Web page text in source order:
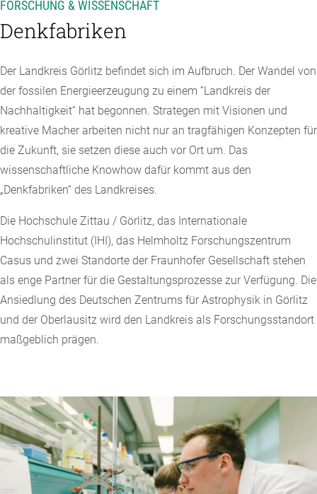
FORSCHUNG & WISSENSCHAFT
Denkfabriken
Der Landkreis Görlitz befindet sich im Aufbruch. Der Wandel von
der fossilen Energieerzeugung zu einem “Landkreis der
Nachhaltigkeit“ hat begonnen. Strategen mit Visionen und
kreative Macher arbeiten nicht nur an tragfähigen Konzepten für
die Zukunft, sie setzen diese auch vor Ort um. Das
wissenschaftliche Knowhow dafür kommt aus den
„Denkfabriken“ des Landkreises.
Die Hochschule Zittau / Görlitz, das Internationale
Hochschulinstitut (IHI), das Helmholtz Forschungszentrum
Casus und zwei Standorte der Fraunhofer Gesellschaft stehen
als enge Partner für die Gestaltungsprozesse zur Verfügung. Die
Ansiedlung des Deutschen Zentrums für Astrophysik in Görlitz
und der Oberlausitz wird den Landkreis als Forschungsstandort
maßgeblich prägen.